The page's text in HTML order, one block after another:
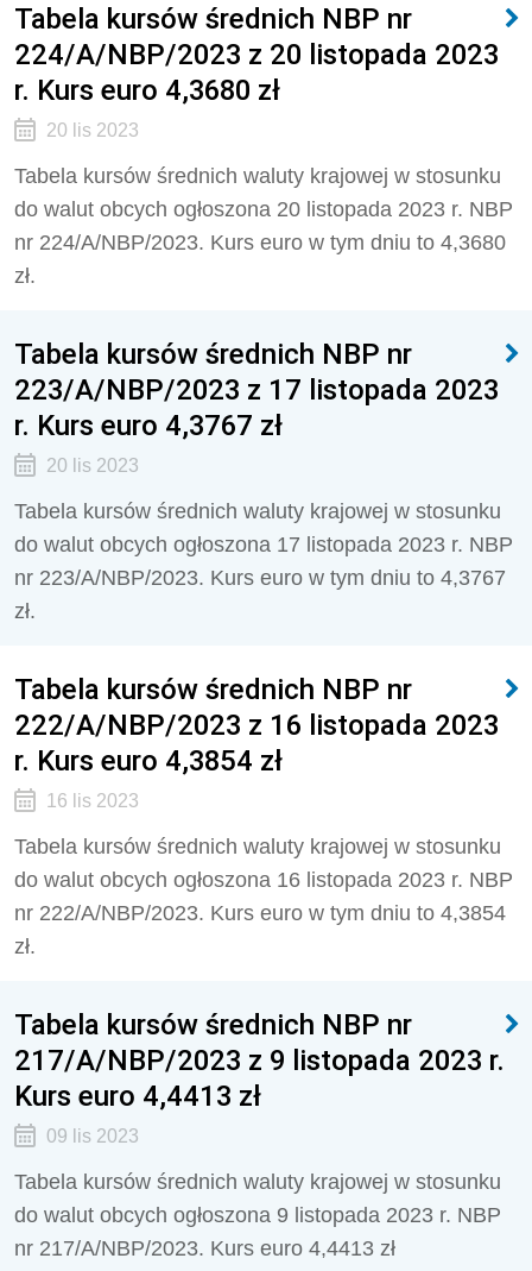
Tabela kursów średnich NBP nr
224/A/NBP/2023 z 20 listopada 2023
r. Kurs euro 4,3680 zł
20 lis 2023
Tabela kursów średnich waluty krajowej w stosunku
do walut obcych ogłoszona 20 listopada 2023 r. NBP
nr 224/A/NBP/2023. Kurs euro w tym dniu to 4,3680
zł.
Tabela kursów średnich NBP nr
223/A/NBP/2023 z 17 listopada 2023
r. Kurs euro 4,3767 zł
20 lis 2023
Tabela kursów średnich waluty krajowej w stosunku
do walut obcych ogłoszona 17 listopada 2023 r. NBP
nr 223/A/NBP/2023. Kurs euro w tym dniu to 4,3767
zł.
Tabela kursów średnich NBP nr
222/A/NBP/2023 z 16 listopada 2023
r. Kurs euro 4,3854 zł
16 lis 2023
Tabela kursów średnich waluty krajowej w stosunku
do walut obcych ogłoszona 16 listopada 2023 r. NBP
nr 222/A/NBP/2023. Kurs euro w tym dniu to 4,3854
zł.
Tabela kursów średnich NBP nr
217/A/NBP/2023 z 9 listopada 2023 r.
Kurs euro 4,4413 zł
09 lis 2023
Tabela kursów średnich waluty krajowej w stosunku
do walut obcych ogłoszona 9 listopada 2023 r. NBP
nr 217/A/NBP/2023. Kurs euro 4,4413 zł